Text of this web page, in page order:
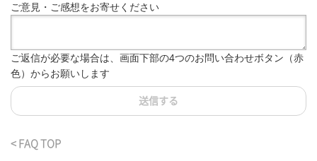
ご意見・ご感想をお寄せください
ご返信が必要な場合は、画面下部の4つのお問い合わせボタン（赤
色）からお願いします
送信する
< FAQ TOP